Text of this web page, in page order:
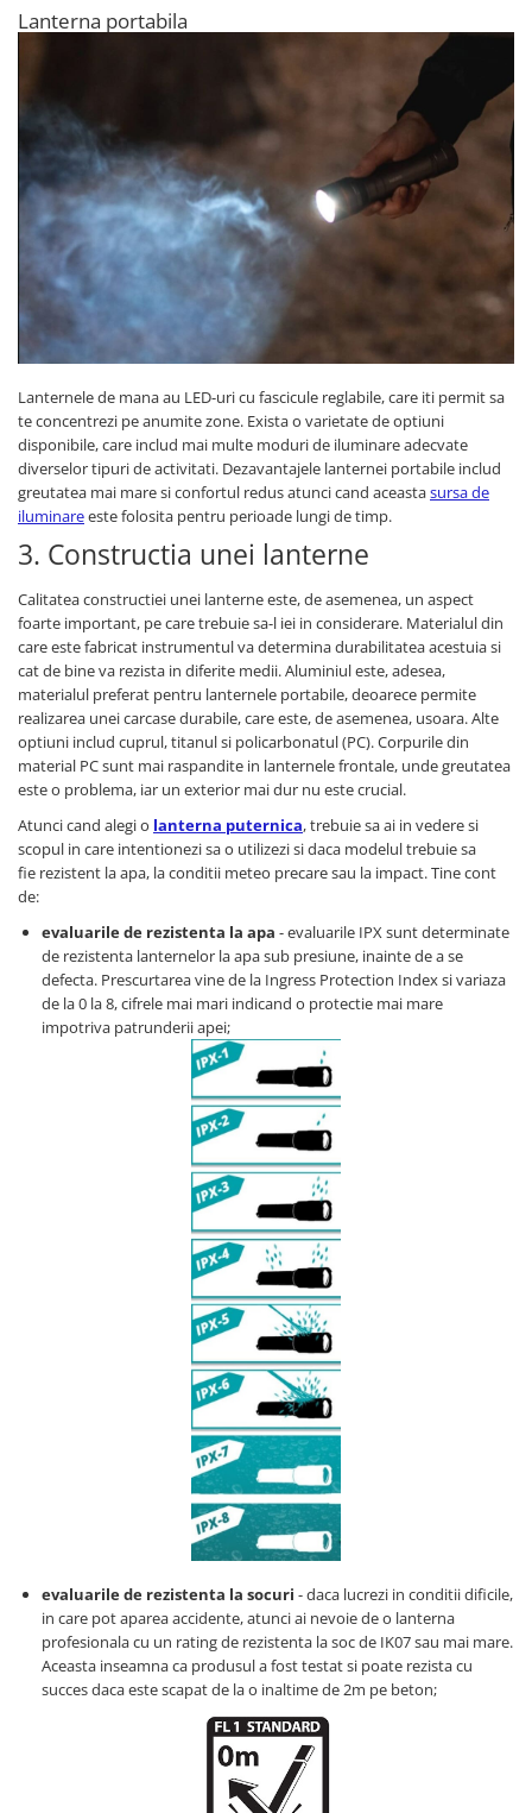
Lanterna portabila
Lanternele de mana au LED-uri cu fascicule reglabile, care iti permit sa
te concentrezi pe anumite zone. Exista o varietate de optiuni
disponibile, care includ mai multe moduri de iluminare adecvate
diverselor tipuri de activitati. Dezavantajele lanternei portabile includ
greutatea mai mare si confortul redus atunci cand aceastasursa de
iluminareeste folosita pentru perioade lungi de timp.
3. Constructia unei lanterne
Calitatea constructiei unei lanterne este, de asemenea, un aspect
foarte important, pe care trebuie sa-l iei in considerare. Materialul din
care este fabricat instrumentul va determina durabilitatea acestuia si
cat de bine va rezista in diferite medii. Aluminiul este, adesea,
materialul preferat pentru lanternele portabile, deoarece permite
realizarea unei carcase durabile, care este, de asemenea, usoara. Alte
optiuni includ cuprul, titanul si policarbonatul (PC). Corpurile din
material PC sunt mai raspandite in lanternele frontale, unde greutatea
este o problema, iar un exterior mai dur nu este crucial.
Atunci cand alegi o lanterna puternica, trebuie sa ai in vedere si
scopul in care intentionezi sa o utilizezi si daca modelul trebuie sa
fie rezistent la apa, la conditii meteo precare sau la impact. Tine cont
de:
evaluarile de rezistenta la apa - evaluarile IPX sunt determinate
de rezistenta lanternelor la apa sub presiune, inainte de a se
defecta. Prescurtarea vine de la Ingress Protection Index si variaza
de la 0 la 8, cifrele mai mari indicand o protectie mai mare
impotriva patrunderii apei;
evaluarile de rezistenta la socuri - daca lucrezi in conditii dificile,
in care pot aparea accidente, atunci ai nevoie de o lanterna
profesionala cu un rating de rezistenta la soc de IK07 sau mai mare.
Aceasta inseamna ca produsul a fost testat si poate rezista cu
succes daca este scapat de la o inaltime de 2m pe beton;